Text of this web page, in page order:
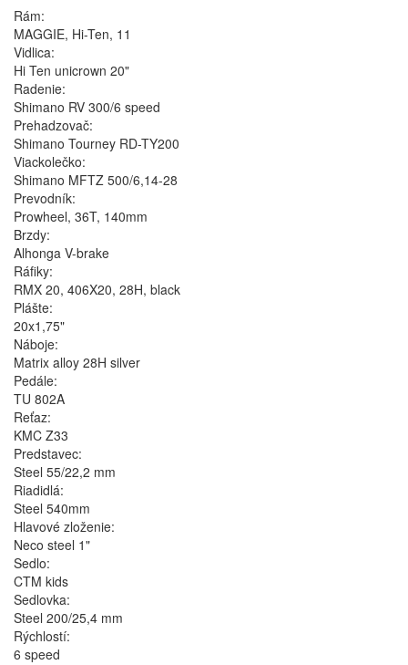
Rám:
MAGGIE, Hi-Ten, 11
Vidlica:
Hi Ten unicrown 20"
Radenie:
Shimano RV 300/6 speed
Prehadzovač:
Shimano Tourney RD-TY200
Viackolečko:
Shimano MFTZ 500/6,14-28
Prevodník:
Prowheel, 36T, 140mm
Brzdy:
Alhonga V-brake
Ráfiky:
RMX 20, 406X20, 28H, black
Plášte:
20x1,75"
Náboje:
Matrix alloy 28H silver
Pedále:
TU 802A
Reťaz:
KMC Z33
Predstavec:
Steel 55/22,2 mm
Riadidlá:
Steel 540mm
Hlavové zloženie:
Neco steel 1"
Sedlo:
CTM kids
Sedlovka:
Steel 200/25,4 mm
Rýchlostí:
6 speed